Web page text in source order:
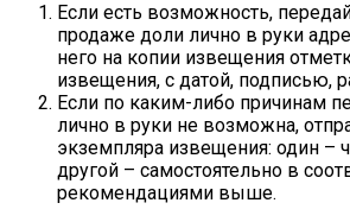
Если есть возможность,
продаже доли лично в руки
него на копии извещения
извещения, с датой, подписью,
Если по каким-либо причинам
лично в руки не возможна,
экземпляра извещения: один –
другой – самостоятельно в
рекомендациями выше.